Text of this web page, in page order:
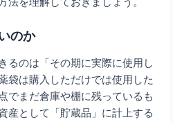
のか
るのは「その期に実際に使用し
袋は購入しただけでは使用した
でまだ倉庫や棚に残っているも
産として「貯蔵品」に計上する